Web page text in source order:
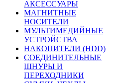
АКСЕССУАРЫ
МАГНИТНЫЕ
НОСИТЕЛИ
МУЛЬТИМЕДИЙНЫЕ
УСТРОЙСТВА
НАКОПИТЕЛИ (HDD)
СОЕДИНИТЕЛЬНЫЕ
ШНУРЫ И
ПЕРЕХОДНИКИ